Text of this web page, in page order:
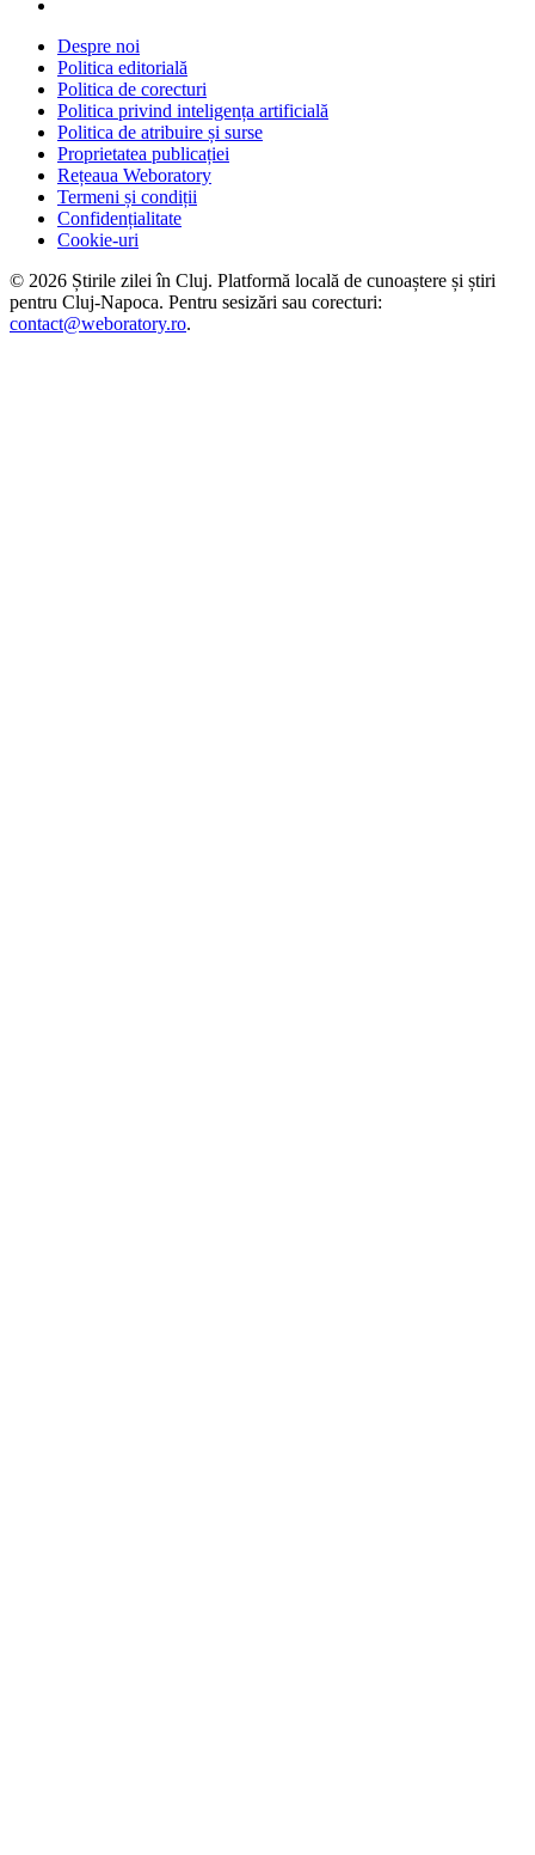
Despre noi
Politica editorială
Politica de corecturi
Politica privind inteligența artificială
Politica de atribuire și surse
Proprietatea publicației
Rețeaua Weboratory
Termeni și condiții
Confidențialitate
Cookie-uri
© 2026 Știrile zilei în Cluj. Platformă locală de cunoaștere și știri
pentru Cluj-Napoca. Pentru sesizări sau corecturi:
contact@weboratory.ro.